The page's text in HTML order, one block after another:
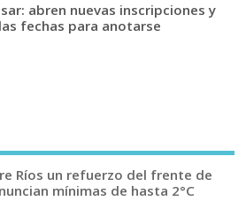
abren nuevas inscripciones y
fechas para anotarse
Ríos un refuerzo del frente de
mínimas de hasta 2°C